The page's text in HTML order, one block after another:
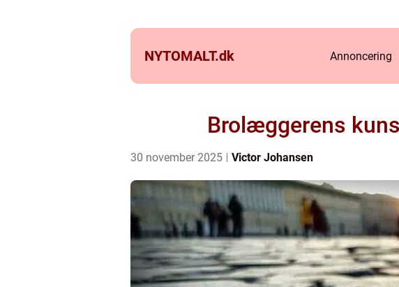
NYTOMALT.dk Annoncering
Brolæggerens
30 november 2025 Victor Johansen